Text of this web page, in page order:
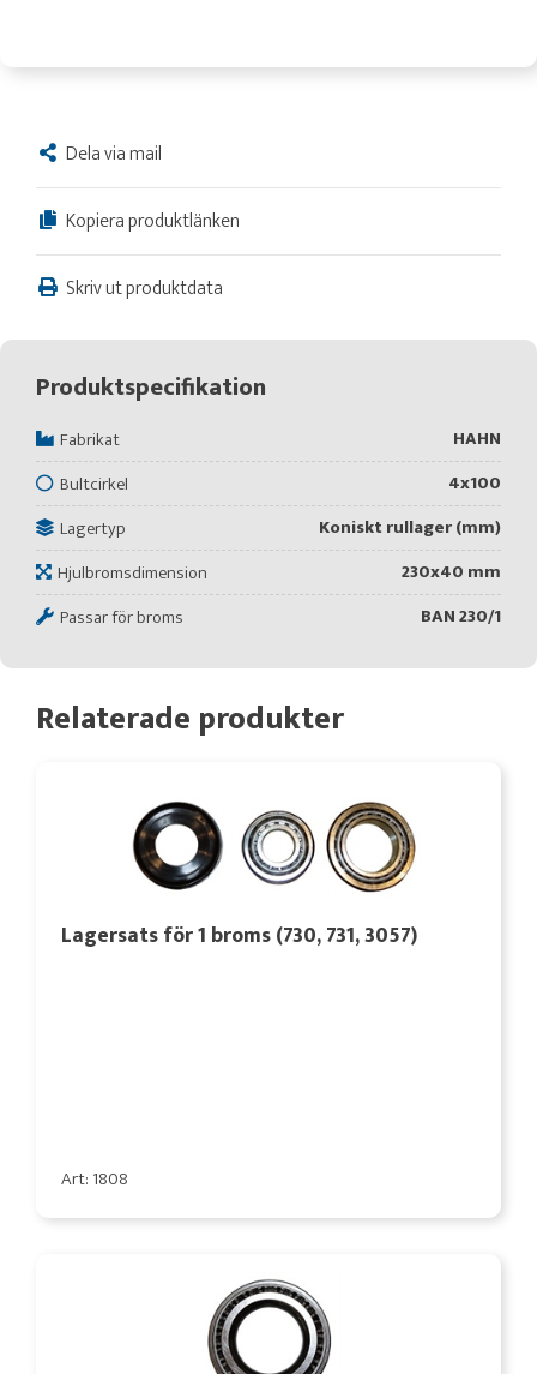
Dela via mail
Kopiera produktlänken
Skriv ut produktdata
Produktspecifikation
Fabrikat
HAHN
Bultcirkel
4x100
Lagertyp
Koniskt rullager (mm)
Hjulbromsdimension
230x40 mm
Passar för broms
BAN 230/1
Relaterade produkter
Lagersats för 1 broms (730, 731, 3057)
Art: 1808